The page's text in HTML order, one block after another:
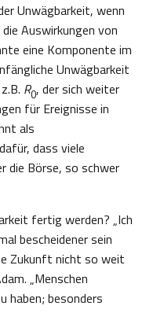
Unwägbarkeit, wenn
Auswirkungen von
eine Komponente im
Unwägbarkeit
R0, der sich weiter
für Ereignisse in
als
dass viele
die Börse, so schwer
fertig werden? „Ich
bescheidener sein
Zukunft nicht so weit
„Menschen
haben; besonders